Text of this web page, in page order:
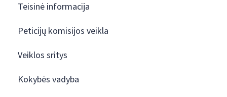
Teisinė informacija
Peticijų komisijos veikla
Veiklos sritys
Kokybės vadyba